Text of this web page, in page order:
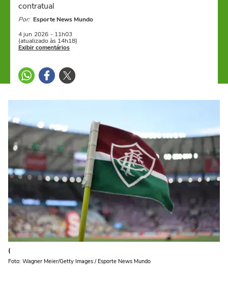
contratual
Por: Esporte News Mundo
4 jun 2026 - 11h03
(atualizado às 14h18)
Exibir comentários
(
Foto: Wagner Meier/Getty Images / Esporte News Mundo